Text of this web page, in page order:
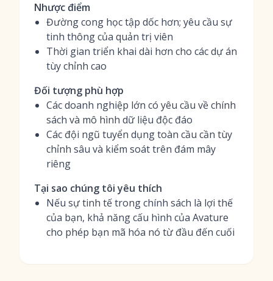
Nhược điểm
Đường cong học tập dốc hơn; yêu cầu sự
tinh thông của quản trị viên
Thời gian triển khai dài hơn cho các dự án
tùy chỉnh cao
Đối tượng phù hợp
Các doanh nghiệp lớn có yêu cầu về chính
sách và mô hình dữ liệu độc đáo
Các đội ngũ tuyển dụng toàn cầu cần tùy
chỉnh sâu và kiểm soát trên đám mây
riêng
Tại sao chúng tôi yêu thích
Nếu sự tinh tế trong chính sách là lợi thế
của bạn, khả năng cấu hình của Avature
cho phép bạn mã hóa nó từ đầu đến cuối